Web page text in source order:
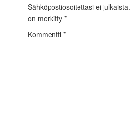
Sähköpostiosoitettasi ei julkaista.
on merkitty *
Kommentti *